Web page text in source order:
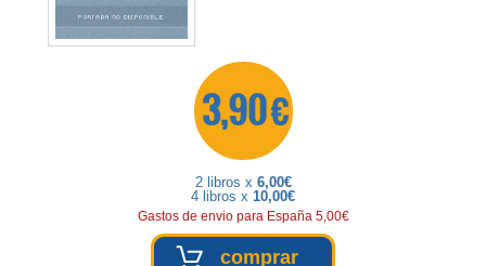
3,90 €
2 libros x 6,00€
4 libros x 10,00€
Gastos de envio para España 5,00€
comprar